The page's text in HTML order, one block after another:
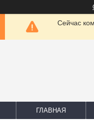
Сейчас
ГЛАВНАЯ